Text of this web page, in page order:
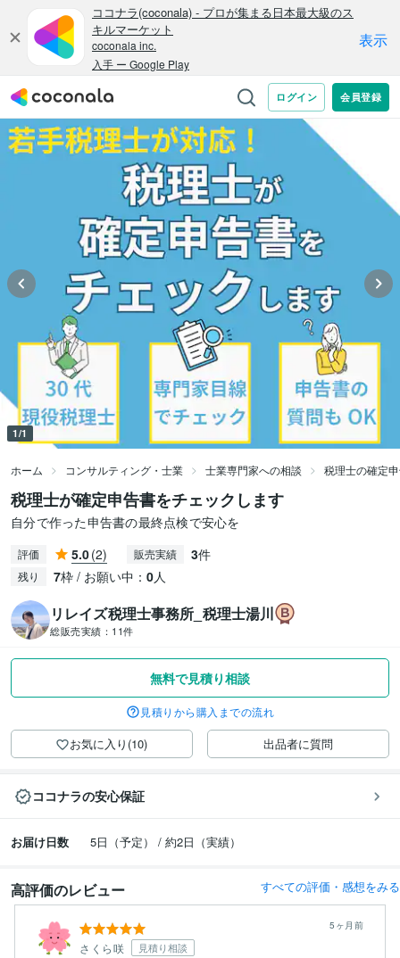
1/1
ホーム コンサルティング・士業 士業専門家への相談 税理士の確定
税理士が確定申告書をチェックします
自分で作った申告書の最終点検で安心を
評価 5.0(2) 販売実績 3件
残り 7枠 / お願い中： 0人
リレイズ税理士事務所_税理士湯川
総販売実績： 11件
無料で見積り相談
見積りから購入までの流れ
お気に入り(10) 出品者に質問
ココナラの安心保証
お届け日数 5日（予定） / 約2日（実績）
高評価のレビュー すべての評価・感想をみる
さくら咲 見積り相談
5ヶ月前